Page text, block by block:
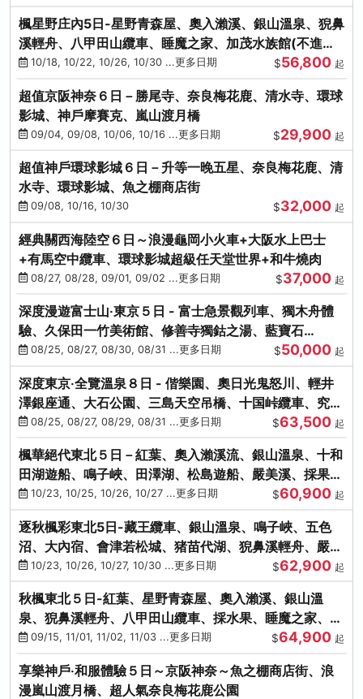
楓星野庄內5日-星野青森屋、奧入瀨溪、銀山溫泉、猊鼻
溪輕舟、八甲田山纜車、睡魔之家、加茂水族館(不進店)
(庄內/庄內)
10/18, 10/22, 10/26, 10/30 ...更多日期 $56,800 起
超值京阪神奈６日－勝尾寺、奈良梅花鹿、清水寺、環球
影城、神戶摩賽克、嵐山渡月橋
09/04, 09/08, 10/06, 10/16 ...更多日期 $29,900 起
超值神戶環球影城６日－升等一晚五星、奈良梅花鹿、清
水寺、環球影城、魚之棚商店街
09/08, 10/16, 10/30 $32,000 起
經典關西海陸空６日～浪漫龜岡小火車+大阪水上巴士
+有馬空中纜車、環球影城超級任天堂世界+和牛燒肉
08/27, 08/28, 09/01, 09/02 ...更多日期 $37,000 起
深度漫遊富士山‧東京５日 - 富士急景觀列車、獨木舟體
驗、久保田一竹美術館、修善寺獨鈷之湯、藍寶石
SAPHIR踴子號
08/25, 08/27, 08/30, 08/31 ...更多日期 $50,000 起
深度東京‧全覽溫泉８日 - 偕樂園、奧日光鬼怒川、輕井
澤銀座通、大石公園、三島天空吊橋、十国峠纜車、究極
海鮮食べ放題
08/25, 08/27, 08/29, 08/31 ...更多日期 $63,500 起
楓華絕代東北５日－紅葉、奧入瀨溪流、銀山溫泉、十和
田湖遊船、鳴子峽、田澤湖、松島遊船、嚴美溪、採果烤
牡蠣10/23, 10/25, 10/26, 10/27 ...更多日期 $60,900 起
逐秋楓彩東北5日-藏王纜車、銀山溫泉、鳴子峽、五色
沼、大內宿、會津若松城、猪苗代湖、猊鼻溪輕舟、嚴美
溪、松島海灣遊船
10/23, 10/26, 10/27, 10/30 ...更多日期 $62,900 起
秋楓東北５日-紅葉、星野青森屋、奧入瀨溪、銀山溫
泉、猊鼻溪輕舟、八甲田山纜車、採水果、睡魔之家、法
式料理(不進免稅店)
09/15, 11/01, 11/02, 11/03 ...更多日期 $64,900 起
享樂神戶‧和服體驗５日～京阪神奈～魚之棚商店街、浪
漫嵐山渡月橋、超人氣奈良梅花鹿公園